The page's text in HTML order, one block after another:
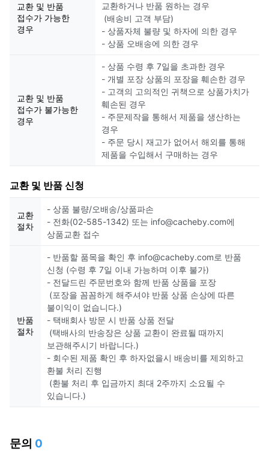
교환 및 반품
접수가 가능한
경우
교환하거나 반품 원하는 경우
(배송비 고객 부담)
- 상품자체 불량 및 하자에 의한 경우
- 상품 오배송에 의한 경우
교환 및 반품
접수가 불가능한
경우
- 상품 수령 후 7일을 초과한 경우
- 개별 포장 상품의 포장을 훼손한 경우
- 고객의 고의적인 귀책으로 상품가치가
훼손된 경우
- 주문제작을 통해서 제품을 생산하는
경우
- 주문 당시 재고가 없어서 해외를 통해
제품을 수입해서 구매하는 경우
교환 및 반품 신청
교환
절차
- 상품 불량/오배송/상품파손
- 전화(02-585-1342) 또는 info@cacheby.com에
상품교환 접수
반품
절차
- 반품할 품목을 확인 후 info@cacheby.com로 반품
신청 (수령 후 7일 이내 가능하며 이후 불가)
- 전달드린 주문번호와 함께 반품 상품을 포장
(포장을 꼼꼼하게 해주셔야 반품 상품 손상에 따른
불이익이 없습니다.)
- 택배회사 방문 시 반품 상품 전달
(택배사의 반송장은 상품 교환이 완료될 때까지
보관해주시기 바랍니다.)
- 회수된 제품 확인 후 하자없을시 배송비를 제외하고
환불 처리 진행
(환불 처리 후 입금까지 최대 2주까지 소요될 수
있습니다.)
문의 0